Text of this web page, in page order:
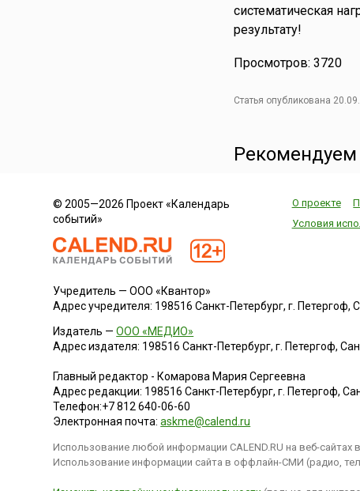
систематическая
результату!
Просмотров: 3720
Статья опубликована
© 2005—2026 Проект «Календарь
событий»
О проекте
Условия
Учредитель — ООО «Квантор»
Адрес учредителя: 198516 Санкт-Петербург, г. Петергоф,
Издатель —ООО «МЕДИО»
Адрес издателя: 198516 Санкт-Петербург, г. Петергоф,
Главный редактор - Комарова Мария Сергеевна
Адрес редакции: 198516 Санкт-Петербург, г. Петергоф,
Телефон:+7 812 640-06-60
Электронная почта:askme@calend.ru
Использование любой информации CALEND.RU на веб-
Использование информации сайта в оффлайн-СМИ (радио,